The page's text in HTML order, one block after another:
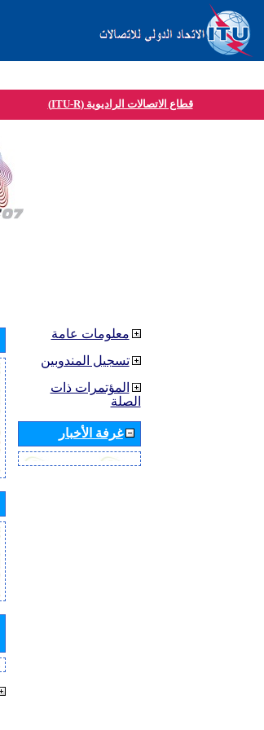
قطاع الاتصالات الراديوية (ITU-R)
معلومات عامة
تسجيل المندوبين
المؤتمرات ذات
الصلة
غرفة الأخبار